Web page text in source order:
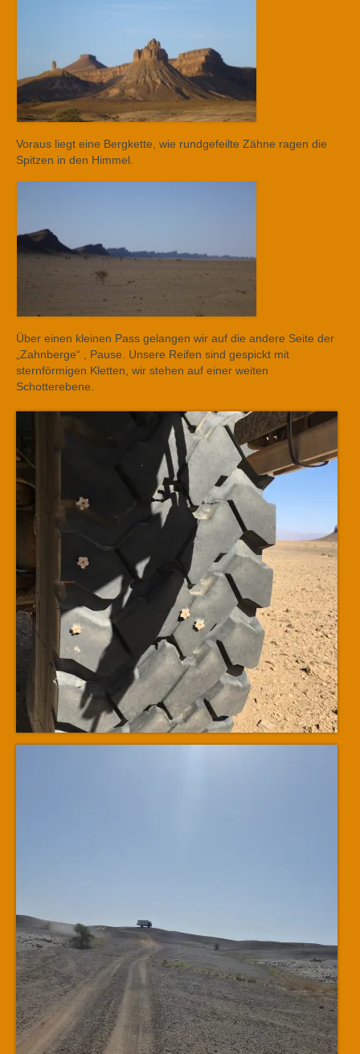
Voraus liegt eine Bergkette, wie rundgefeilte Zähne ragen die
Spitzen in den Himmel.
Über einen kleinen Pass gelangen wir auf die andere Seite der
„Zahnberge“ , Pause. Unsere Reifen sind gespickt mit
sternförmigen Kletten, wir stehen auf einer weiten
Schotterebene.